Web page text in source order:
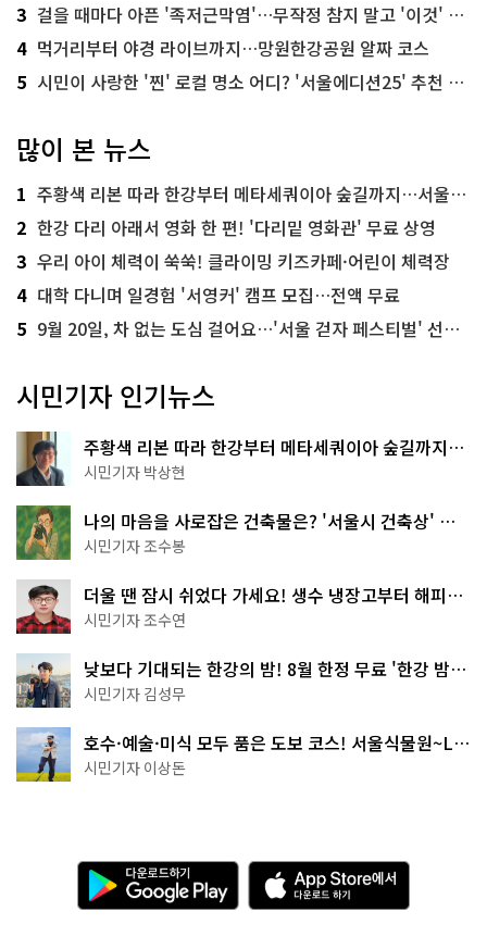
3 걸을 때마다 아픈 '족저근막염'…무작정 참지 말고 '이것' 해보세요!
4 먹거리부터 야경 라이브까지…망원한강공원 알짜 코스
5 시민이 사랑한 '찐' 로컬 명소 어디? '서울에디션25' 추천 코스
많이 본 뉴스
1 주황색 리본 따라 한강부터 메타세쿼이아 숲길까지…서울둘레길 15코스
2 한강 다리 아래서 영화 한 편! '다리밑 영화관' 무료 상영
3 우리 아이 체력이 쑥쑥! 클라이밍 키즈카페·어린이 체력장
4 대학 다니며 일경험 '서영커' 캠프 모집…전액 무료
5 9월 20일, 차 없는 도심 걸어요…'서울 걷자 페스티벌' 선착순 5천명
시민기자 인기뉴스
주황색 리본 따라 한강부터 메타세쿼이아 숲길까지…
서울둘레길 15코스
시민기자 박상현
나의 마음을 사로잡은 건축물은? '서울시 건축상' 수
상작 공개!
시민기자 조수봉
더울 땐 잠시 쉬었다 가세요! 생수 냉장고부터 해피소
·무더위쉼터까지
시민기자 조수연
낮보다 기대되는 한강의 밤! 8월 한정 무료 '한강 밤
핑' 예약은?
시민기자 김성무
호수·예술·미식 모두 품은 도보 코스! 서울식물원~LG
아트센터~마곡테라스거리
시민기자 이상돈
다
운
로
A
p
p